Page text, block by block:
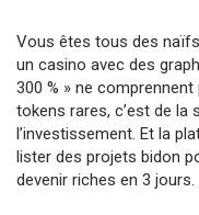
Vous êtes tous des
un casino avec des
300 % » ne
tokens rares, c’est de la
l’investissement. Et la
lister des projets bidon
devenir riches en 3 jours.